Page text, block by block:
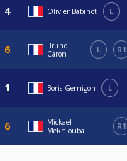
Olivier Babinot L
Bruno
Caron
L R1
Boris Gernigon L
Mickael
Mekhiouba
R1